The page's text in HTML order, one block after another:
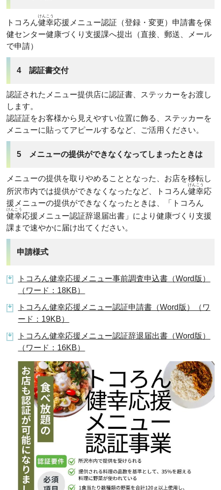
トコろん健幸
けんこう
応援メニュー認証（登録・変更）申請書を保
健センター健康づくり支援課へ提出（直接、郵送、メール
で申請）
4 認証書交付
認証されたメニュー提供店に認証書、ステッカーをお渡し
します。
認証証をお客様から見えやすい位置に飾る、ステッカーを
メニューに貼ってアピールするなど、ご活用ください。
5 メニューの提供ができなくなってしまったときは
メニューの提供を取りやめることとなった、お店を移転し
所沢市内では提供ができなくなったなど、トコろん健幸
けんこう
応
援メニューの提供ができなくなったときは、「トコろん
健幸
けんこう
応援メニュー認証辞退届出書」により健康づくり支援
課まで速やかに届け出てください。
申請様式
トコろん健幸応援メニュー事前調査申込書（Word版）
（ワード：18KB）
トコろん健幸応援メニュー認証申請書（Word版）（ワ
ード：19KB）
トコろん健幸応援メニュー認証辞退届出書（Word版）
（ワード：16KB）